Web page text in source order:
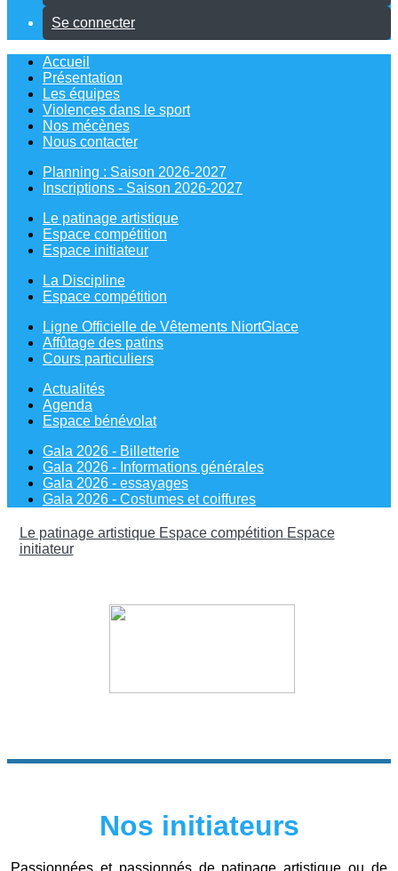
Se connecter
Accueil
Présentation
Les équipes
Violences dans le sport
Nos mécènes
Nous contacter
Planning : Saison 2026-2027
Inscriptions - Saison 2026-2027
Le patinage artistique
Espace compétition
Espace initiateur
La Discipline
Espace compétition
Ligne Officielle de Vêtements NiortGlace
Affûtage des patins
Cours particuliers
Actualités
Agenda
Espace bénévolat
Gala 2026 - Billetterie
Gala 2026 - Informations générales
Gala 2026 - essayages
Gala 2026 - Costumes et coiffures
Le patinage artistique Espace compétition Espace
initiateur
Nos initiateurs
Passionnées et passionnés de patinage artistique ou de